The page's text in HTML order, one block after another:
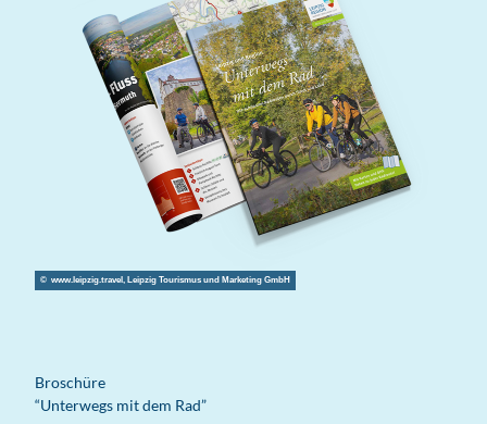
© www.leipzig.travel, Leipzig Tourismus und Marketing GmbH
Broschüre
“Unterwegs mit dem Rad”